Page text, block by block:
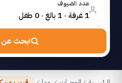
عدد الضيوف
1 غرفة · 1 بالغ · 0 طفل
ابحث عن